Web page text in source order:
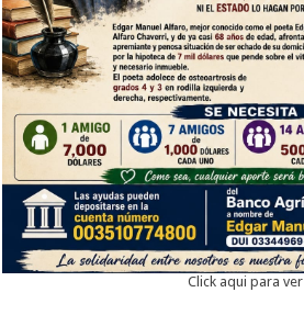
Click aqui para ver